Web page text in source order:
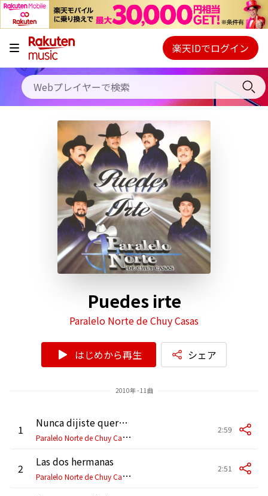
キャンペーン
料金プラン
使い方
初回30日間無料お試し
Webプレイヤー
ご契約内容の確認・変更
楽天IDでログイン
Puedes irte
Paralelo Norte de Chuy Casas
はじめから再生 シェア
2010年 - 11曲
1
Nunca dijiste quererme
P
aralelo Norte de Chuy Casas
2:59
2
Las dos hermanas
P
aralelo Norte de Chuy Casas
2:51